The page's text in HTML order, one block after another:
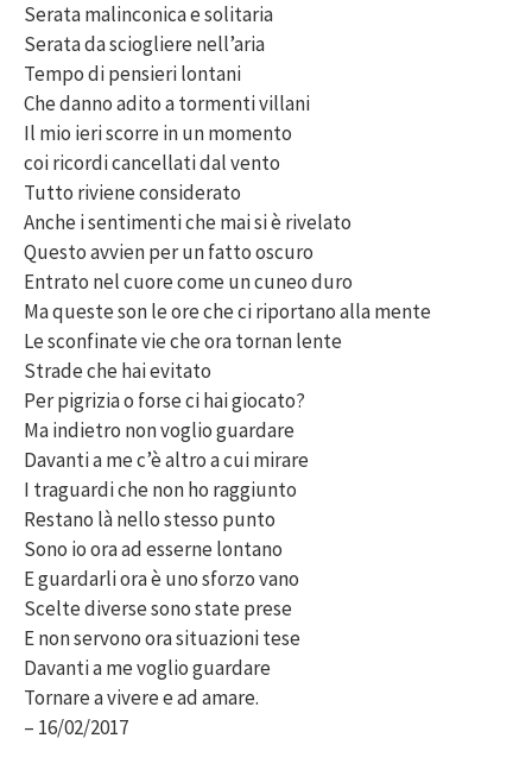
Serata malinconica e solitaria
Serata da sciogliere nell’aria
Tempo di pensieri lontani
Che danno adito a tormenti villani
Il mio ieri scorre in un momento
coi ricordi cancellati dal vento
Tutto riviene considerato
Anche i sentimenti che mai si è rivelato
Questo avvien per un fatto oscuro
Entrato nel cuore come un cuneo duro
Ma queste son le ore che ci riportano alla mente
Le sconfinate vie che ora tornan lente
Strade che hai evitato
Per pigrizia o forse ci hai giocato?
Ma indietro non voglio guardare
Davanti a me c’è altro a cui mirare
I traguardi che non ho raggiunto
Restano là nello stesso punto
Sono io ora ad esserne lontano
E guardarli ora è uno sforzo vano
Scelte diverse sono state prese
E non servono ora situazioni tese
Davanti a me voglio guardare
Tornare a vivere e ad amare.
– 16/02/2017